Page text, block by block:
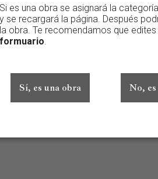
que aún no existe. Para crear esta
por error, vuelve a la página anterior.
Tu dirección IP se hará pública si
de otros beneficios.
Caracteres especiales
Si es una obra se asignará la
y se recargará la página. Después
la obra. Te recomendamos que edites
formuario.
Sí, es una obra No,